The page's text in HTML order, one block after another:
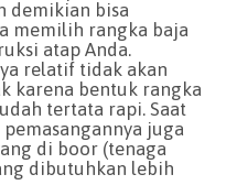
demikian bisa
memilih rangka baja
atap Anda.
relatif tidak akan
karena bentuk rangka
tertata rapi. Saat
juga
di boor (tenaga
dibutuhkan lebih